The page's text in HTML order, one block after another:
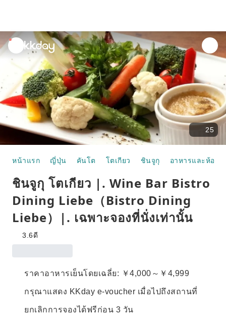
unread
notifications
25
หน้าแรก ญี่ปุ่น คันโต โตเกียว ชินจูกุ อาหารและห้องอ
ชินจูกุ โตเกียว |. Wine Bar Bistro
Dining Liebe（Bistro Dining
Liebe）|. เฉพาะจองที่นั่งเท่านั้น
3.6ดี
ราคาอาหารเย็นโดยเฉลี่ย: ￥4,000～￥4,999
กรุณาแสดง KKday e-voucher เมื่อไปถึงสถานที่
ยกเลิกการจองได้ฟรีก่อน 3 วัน